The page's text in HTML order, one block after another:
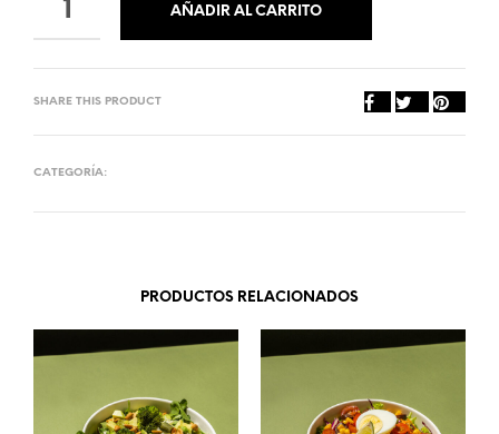
AÑADIR AL CARRITO
SHARE THIS PRODUCT
CATEGORÍA:
PRODUCTOS RELACIONADOS